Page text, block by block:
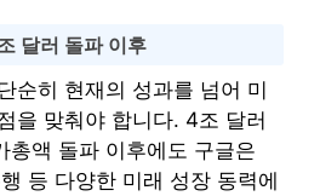
달러 돌파 이후
순히 현재의 성과를 넘어 미
을 맞춰야 합니다. 4조 달러
총액 돌파 이후에도 구글은
등 다양한 미래 성장 동력에